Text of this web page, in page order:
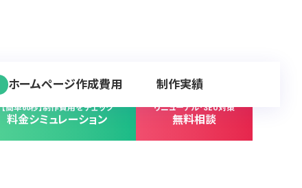
【簡単60秒】制作費用をチェック
料金シミュレーション
リニューアル･SEO対策
無料相談
ホームページ作成費用 制作実績